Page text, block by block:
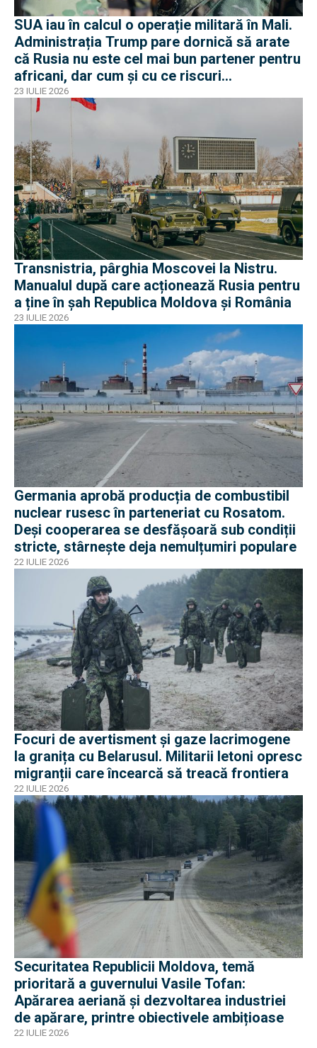
SUA iau în calcul o operație militară în Mali.
Administrația Trump pare dornică să arate
că Rusia nu este cel mai bun partener pentru
africani, dar cum și cu ce riscuri
operaționale?
23 IULIE 2026
Transnistria, pârghia Moscovei la Nistru.
Manualul după care acționează Rusia pentru
a ține în șah Republica Moldova și România
23 IULIE 2026
Germania aprobă producția de combustibil
nuclear rusesc în parteneriat cu Rosatom.
Deși cooperarea se desfășoară sub condiții
stricte, stârnește deja nemulțumiri populare
22 IULIE 2026
Focuri de avertisment și gaze lacrimogene
la granița cu Belarusul. Militarii letoni opresc
migranții care încearcă să treacă frontiera
22 IULIE 2026
Securitatea Republicii Moldova, temă
prioritară a guvernului Vasile Tofan:
Apărarea aeriană și dezvoltarea industriei
de apărare, printre obiectivele ambițioase
22 IULIE 2026